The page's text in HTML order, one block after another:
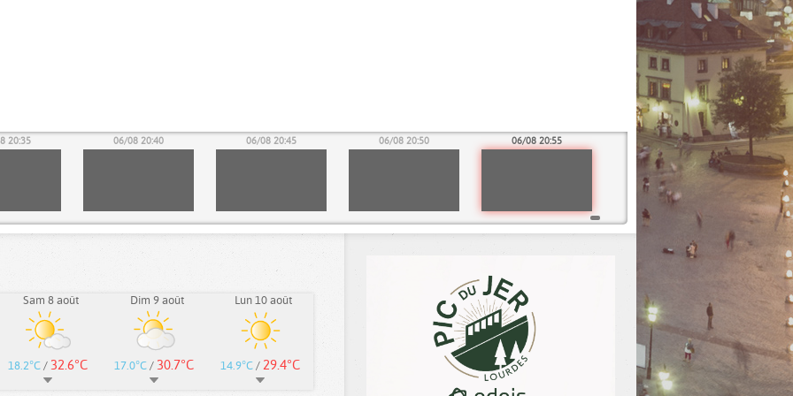
20:35 06/08 20:40 06/08 20:45 06/08 20:50 06/08 20:55
Sam 8 août
18.2°C / 32.6°C
Dim 9 août
17.0°C / 30.7°C
Lun 10 août
14.9°C / 29.4°C